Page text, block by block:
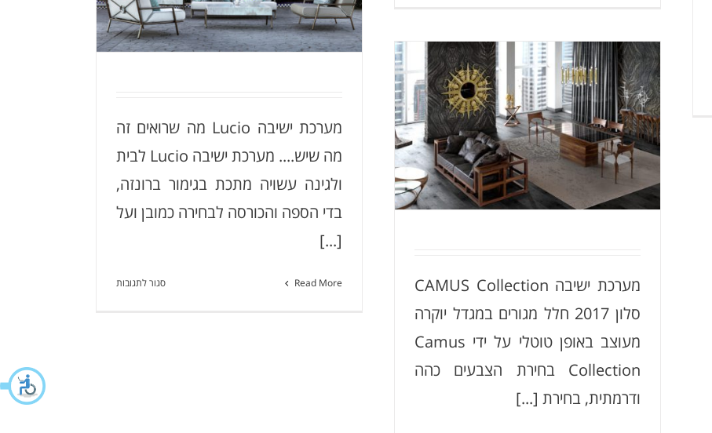
מערכת ישיבה Lucio מה שרואים זה
מה שיש.... מערכת ישיבה Lucio לבית
ולגינה עשויה מתכת בגימור ברונזה,
בדי הספה והכורסה לבחירה כמובן ועל
[...]
Read More סגור לתגובות
מערכת ישיבה CAMUS Collection
סלון 2017 חלל מגורים במגדל יוקרה
מעוצב באופן טוטלי על ידי Camus
Collection בחירת הצבעים כהה
ודרמתית, בחירת [...]